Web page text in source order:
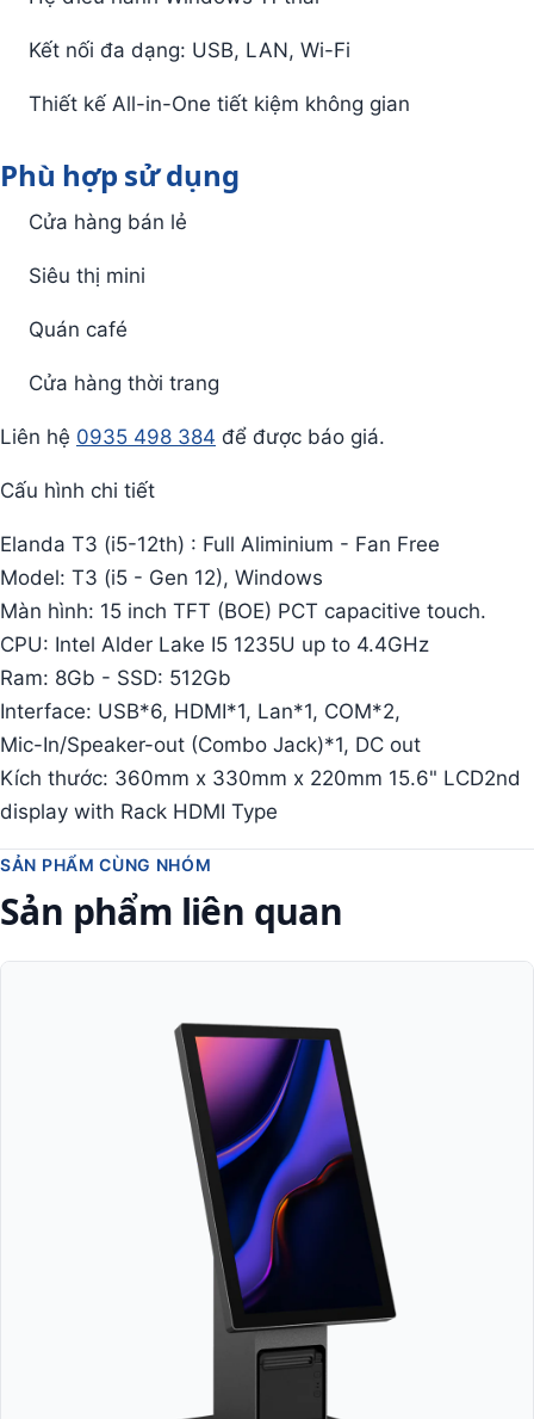
Kết nối đa dạng: USB, LAN, Wi-Fi
Thiết kế All-in-One tiết kiệm không gian
Phù hợp sử dụng
Cửa hàng bán lẻ
Siêu thị mini
Quán café
Cửa hàng thời trang
Liên hệ 0935 498 384 để được báo giá.
Cấu hình chi tiết
Elanda T3 (i5-12th) : Full Aliminium - Fan Free
Model: T3 (i5 - Gen 12), Windows
Màn hình: 15 inch TFT (BOE) PCT capacitive touch.
CPU: Intel Alder Lake I5 1235U up to 4.4GHz
Ram: 8Gb - SSD: 512Gb
Interface: USB*6, HDMI*1, Lan*1, COM*2,
Mic-In/Speaker-out (Combo Jack)*1, DC out
Kích thước: 360mm x 330mm x 220mm 15.6" LCD2nd
display with Rack HDMI Type
SẢN PHẨM CÙNG NHÓM
Sản phẩm liên quan